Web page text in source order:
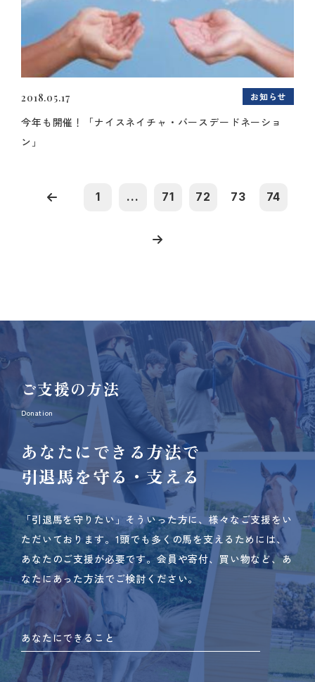
2018.05.17 お知らせ
今年も開催！「ナイスネイチャ・バースデードネーショ
ン」
1 ... 71 72 73 74
ご支援の方法
Donation
あなたにできる方法で
引退馬を守る・支える
「引退馬を守りたい」そういった方に、様々なご支援をい
ただいております。 1頭でも多くの馬を支えるためには、
あなたのご支援が必要です。 会員や寄付、買い物など、あ
なたにあった方法でご検討ください。
あなたにできること